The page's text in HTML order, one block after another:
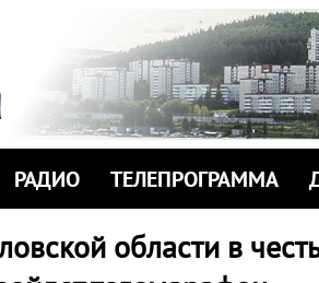
РАДИО ТЕЛЕПРОГРАММА
области в